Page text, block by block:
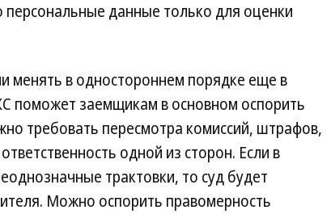
данные только для оценки
менять в одностороннем порядке еще в
поможет заемщикам в основном оспорить
требовать пересмотра комиссий, штрафов,
одной из сторон. Если в
трактовки, то суд будет
Можно оспорить правомерность